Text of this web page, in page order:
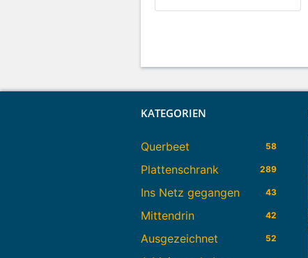
KATEGORIEN
Querbeet 58
Plattenschrank 289
Ins Netz gegangen 43
Mittendrin 42
Ausgezeichnet 52